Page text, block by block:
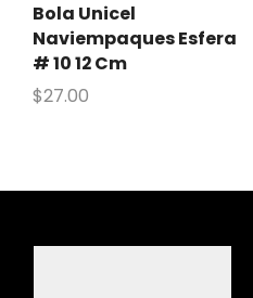
Bola Unicel
Naviempaques Esfera
# 10 12 Cm
$27.00